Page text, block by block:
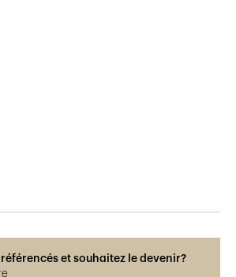
référencés et souhaitez le devenir?